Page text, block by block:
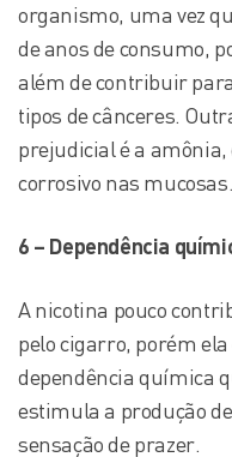
organismo, uma vez
de anos de consumo,
além de contribuir
tipos de cânceres.
prejudicial é a
corrosivo nas mucosas.
6 – Dependência
A nicotina pouco
pelo cigarro, porém
dependência química
estimula a produção
sensação de prazer.